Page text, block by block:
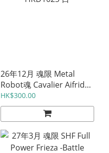
26年12月 魂限 Metal
Robot魂 Cavalier Aifrid
HKD1025 日
HK$300.00